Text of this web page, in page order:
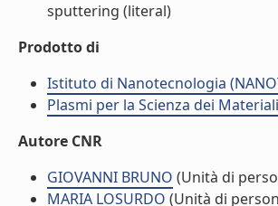
sputtering (literal)
Prodotto di
Istituto di Nanotecnologia
Plasmi per la Scienza dei
Autore CNR
GIOVANNI BRUNO (Unità di
MARIA LOSURDO (Unità di